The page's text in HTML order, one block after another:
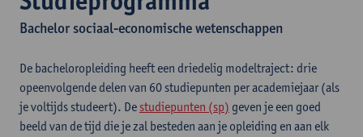
Bachelor sociaal-economische wetenschappen
De bacheloropleiding heeft een driedelig modeltraject: drie
opeenvolgende delen van 60 studiepunten per academiejaar (als
je voltijds studeert). De studiepunten (sp) geven je een goed
beeld van de tijd die je zal besteden aan je opleiding en aan elk